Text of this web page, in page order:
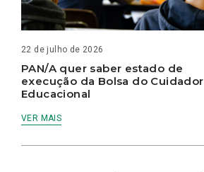
22 de julho de 2026
PAN/A quer saber estado de
execução da Bolsa do Cuidador
Educacional
VER MAIS